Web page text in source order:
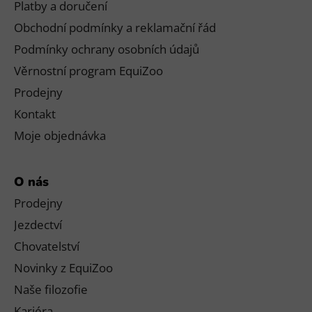
Platby a doručení
Obchodní podmínky a reklamační řád
Podmínky ochrany osobních údajů
Věrnostní program EquiZoo
Prodejny
Kontakt
Moje objednávka
O nás
Prodejny
Jezdectví
Chovatelství
Novinky z EquiZoo
Naše filozofie